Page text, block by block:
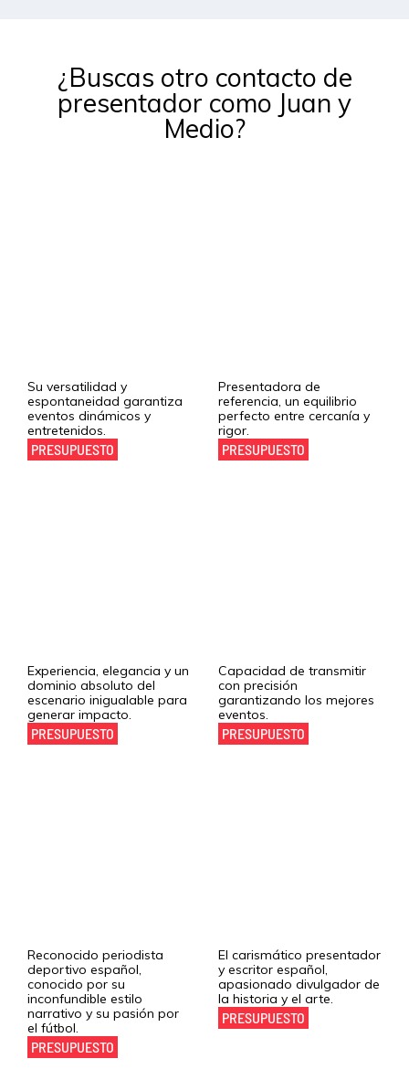
¿Buscas otro contacto de
presentador como Juan y
Medio?
Su versatilidad y
espontaneidad garantiza
eventos dinámicos y
entretenidos.
PRESUPUESTO
Presentadora de
referencia, un equilibrio
perfecto entre cercanía y
rigor.
PRESUPUESTO
Experiencia, elegancia y un
dominio absoluto del
escenario inigualable para
generar impacto.
PRESUPUESTO
Capacidad de transmitir
con precisión
garantizando los mejores
eventos.
PRESUPUESTO
Reconocido periodista
deportivo español,
conocido por su
inconfundible estilo
narrativo y su pasión por
el fútbol.
PRESUPUESTO
El carismático presentador
y escritor español,
apasionado divulgador de
la historia y el arte.
PRESUPUESTO